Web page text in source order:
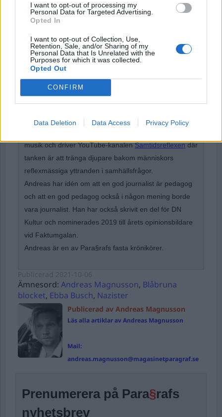
I want to opt-out of processing my
Personal Data for Targeted Advertising.
Opted In
I want to opt-out of Collection, Use,
Retention, Sale, and/or Sharing of my
Personal Data that Is Unrelated with the
Purposes for which it was collected.
Opted Out
CONFIRM
Data Deletion Data Access Privacy Policy
Remember Me
Forgot Password
Stöd Para§rafs bevakning av rättssäkerheten
Andreas Magnusson är gymnasielärare i svenska,
musik och driver YouTube-kanalenSamtidsreflexendär
tanken är att tränga djupare bakom människors
reflexmässiga yttranden i samhällsfrågor.
Andreas har idén om att en god journalist är pedagog
och att en god pedagog också i någon mening borde
vara journalist. Han har också skrivit en del för DN
Kultur och nominerades 2019 till årets opinionsbildare
vid Faktumgalan.
Andreas är en av Para§rafs fasta krönikörer.
Ämnesord: Andreas Magnusson, Blåbruna
blocket, Ebba Busch, Nazister
Publicerad av Andreas Magnusson
Läs alla artiklar av Andreas Magnusson
Mail:
andreas.magnusson@magasinetparagraf.se
Prenumerera på Para§rafs
nyhetsbrev